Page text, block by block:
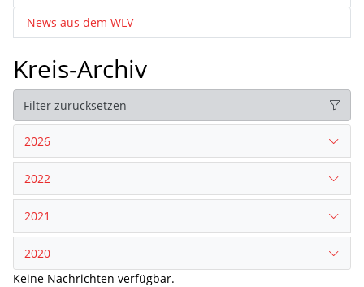
News aus dem WLV
Kreis-Archiv
Filter zurücksetzen
2026
2022
2021
2020
Keine Nachrichten verfügbar.